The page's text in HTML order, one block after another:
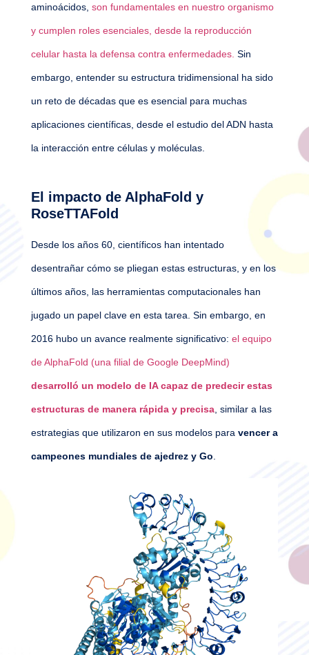
aminoácidos, son fundamentales en nuestro organismo
y cumplen roles esenciales, desde la reproducción
celular hasta la defensa contra enfermedades. Sin
embargo, entender su estructura tridimensional ha sido
un reto de décadas que es esencial para muchas
aplicaciones científicas, desde el estudio del ADN hasta
la interacción entre células y moléculas.
El impacto de AlphaFold y
RoseTTAFold
Desde los años 60, científicos han intentado
desentrañar cómo se pliegan estas estructuras, y en los
últimos años, las herramientas computacionales han
jugado un papel clave en esta tarea. Sin embargo, en
2016 hubo un avance realmente significativo: el equipo
de AlphaFold (una filial de Google DeepMind)
desarrolló un modelo de IA capaz de predecir estas
estructuras de manera rápida y precisa, similar a las
estrategias que utilizaron en sus modelos paravencer a
campeones mundiales de ajedrez y Go.